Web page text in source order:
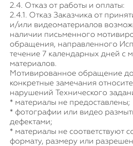
2.4. Отказ от работы и оплаты:
2.4.1. Отказ Заказчика от
и/или видеоматериалов
наличии письменного
обращения, направленного
течение 7 календарных дней с
материалов.
Мотивированное обращение
конкретные замечания
нарушений Технического
* материалы не предоставлены;
* фотографии или видео
дефектами;
* материалы не соответствуют
формату, размеру или